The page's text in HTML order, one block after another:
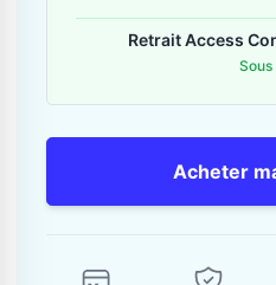
Envoyer un message
Retrait Access
Sous
Acheter